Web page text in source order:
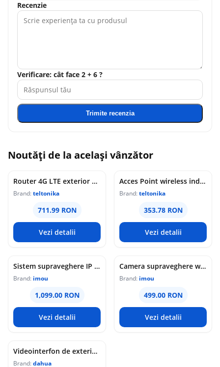
Recenzie
Verificare: cât face 2 + 6 ?
Trimite recenzia
Noutăți de la același vânzător
Router 4G LTE exterior Teltonika OTD144, WiFi, Cat 4, 150 Mbps, 2x porturi Ethernet, dual SIM, PoE, management de la distanta
Brand:teltonika
711.99 RON
Vezi detalii
Acces Point wireless industrial Teltonika DAP145, RS485, WiFi 4, Mesh, STA, 1x antena RP-SMA, 2x LAN 10/100 Mbps, PoE pasiv, sina DIN
Brand:teltonika
353.78 RON
Vezi detalii
Sistem supraveghere IP WiFi 6 cu panou solar Imou Full Color AOV AIR 2, 2 camere, 5MP, slot card, microfon/difuzor, IR/lumina alba 15m, 5000mAh, detectie om/vehicul, sirena
Brand: imou
1,099.00 RON
Vezi detalii
Camera supraveghere wireless IP PT Imou Titan Pro 4G LTE Active Deterrence IPC-U7LP-6T0T, 6 MP, 3.6 mm, IR 30 m, microfon si difuzor, slot card, night vision color, auto-tracking, detectie miscare, alarma, PoE
Brand: imou
499.00 RON
Vezi detalii
Videointerfon de exterior IP WiFi Dahua VTO6631QB-WP, 2MP, ecran 5 inch, acces prin PIN/recunoastere faciala/card/Bluetooth, slot card, microfon/difuzor, PoE
Brand:dahua